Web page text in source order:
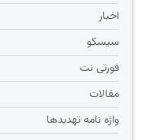
اخبار
سیسکو
فورتی نت
مقالات
واژه نامه تهديدها